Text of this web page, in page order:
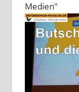
Medien"